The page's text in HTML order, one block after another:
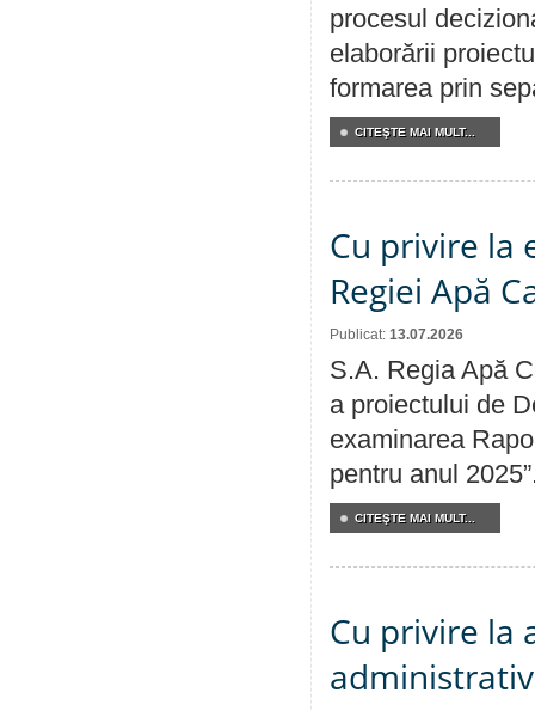
procesul
elaborării
formarea prin
CITEŞTE MAI MULT...
Cu privire la
Regiei Apă
Publicat: 13.07.2026
S.A. Regia Apă
a proiectului de
examinarea
pentru anul
CITEŞTE MAI MULT...
Cu privire la